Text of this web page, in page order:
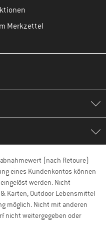
Merkzettel
(nach Retoure)
eines Kundenkontos können
werden. Nicht
Karten, Outdoor Lebensmittel
möglich. Nicht mit anderen
nicht weitergegeben oder